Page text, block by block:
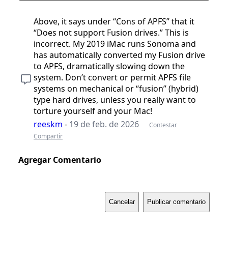
Above, it says under “Cons of APFS” that it
“Does not support Fusion drives.” This is
incorrect. My 2019 iMac runs Sonoma and
has automatically converted my Fusion drive
to APFS, dramatically slowing down the
system. Don’t convert or permit APFS file
systems on mechanical or “fusion” (hybrid)
type hard drives, unless you really want to
torture yourself and your Mac!
reeskm - 19 de feb. de 2026
Contestar
Compartir
Agregar Comentario
Cancelar Publicar comentario